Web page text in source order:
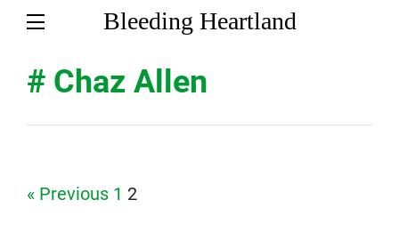
Bleeding Heartland
# Chaz Allen
« Previous Page
1 Page
2